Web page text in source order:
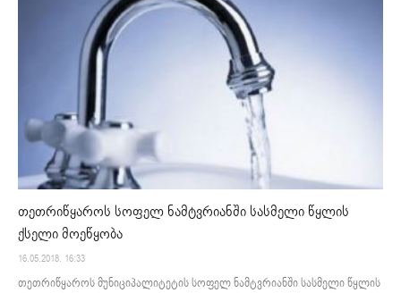
თეთრიწყაროს სოფელ ნამტვრიანში სასმელი წყლის
ქსელი მოეწყობა
16.05.2018. 16:33
თეთრიწყაროს მუნიციპალიტეტის სოფელ ნამტვრიანში სასმელი წყლის